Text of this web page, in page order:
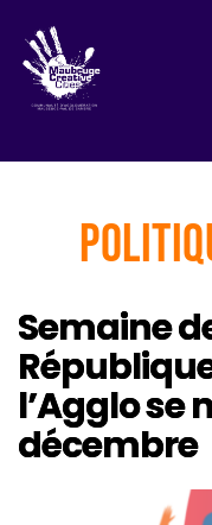
Semaine
l’Agglo se
décembre